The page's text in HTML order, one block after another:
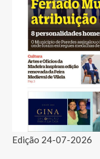
Edição 24-07-2026